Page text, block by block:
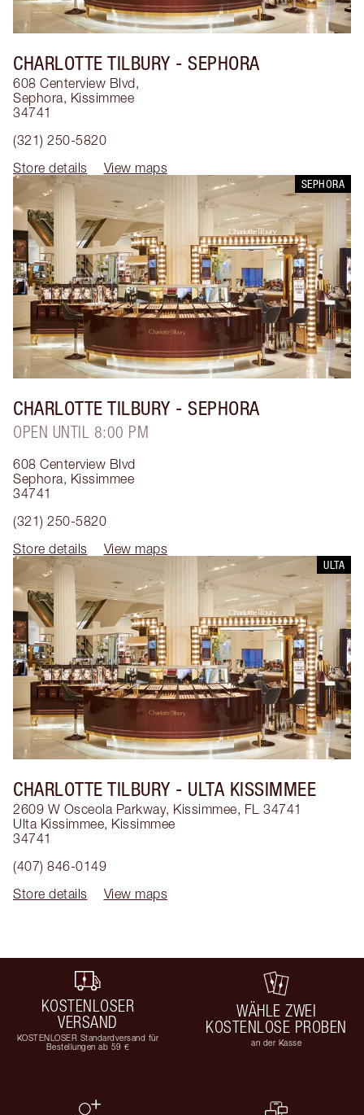
CHARLOTTE TILBURY - SEPHORA
608 Centerview Blvd,
Sephora, Kissimmee
34741
(321) 250-5820
Store details
View maps
SEPHORA
CHARLOTTE TILBURY - SEPHORA
OPEN UNTIL 8:00 PM
608 Centerview Blvd
Sephora, Kissimmee
34741
(321) 250-5820
Store details
View maps
ULTA
CHARLOTTE TILBURY - ULTA KISSIMMEE
2609 W Osceola Parkway, Kissimmee, FL 34741
Ulta Kissimmee, Kissimmee
34741
(407) 846-0149
Store details
View maps
KOSTENLOSER
VERSAND
KOSTENLOSER Standardversand für
Bestellungen ab 59 €
WÄHLE ZWEI
KOSTENLOSE PROBEN
an der Kasse